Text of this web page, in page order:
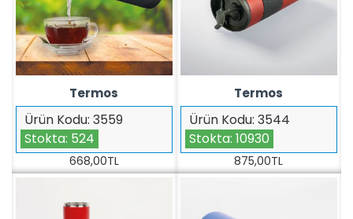
Ürün Kodu: 3559
Stokta: 524
Termos
668,00TL
Ürün Kodu: 3544
Stokta: 10930
Termos
875,00TL